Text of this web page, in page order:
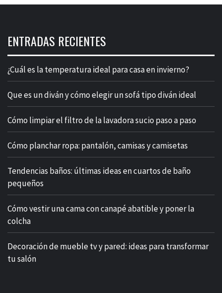
ENTRADAS RECIENTES
¿Cuál es la temperatura ideal para casa en invierno?
Que es un diván y cómo elegir un sofá tipo diván ideal
Cómo limpiar el filtro de la lavadora sucio paso a paso
Cómo planchar ropa: pantalón, camisas y camisetas
Tendencias baños: últimas ideas en cuartos de baño
pequeños
Cómo vestir una cama con canapé abatible y poner la
colcha
Decoración de mueble tv y pared: ideas para transformar
tu salón